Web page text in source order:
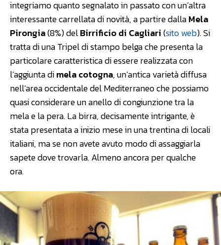
integriamo quanto segnalato in passato con un’altra
interessante carrellata di novità, a partire dallaMela
Pirongia(8%) delBirrificio di Cagliari(sito web). Si
tratta di una Tripel di stampo belga che presenta la
particolare caratteristica di essere realizzata con
l’aggiunta dimela cotogna, un’antica varietà diffusa
nell’area occidentale del Mediterraneo che possiamo
quasi considerare un anello di congiunzione tra la
mela e la pera. La birra, decisamente intrigante, è
stata presentata a inizio mese in una trentina di locali
italiani, ma se non avete avuto modo di assaggiarla
sapete dove trovarla. Almeno ancora per qualche
ora.